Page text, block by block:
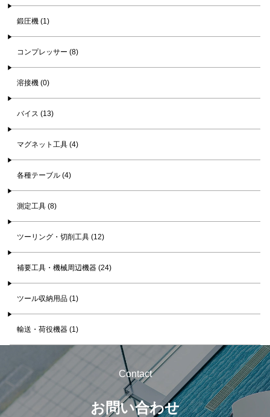
鍛圧機 (1)
コンプレッサー (8)
溶接機 (0)
バイス (13)
マグネット工具 (4)
各種テーブル (4)
測定工具 (8)
ツーリング・切削工具 (12)
補要工具・機械周辺機器 (24)
ツール収納用品 (1)
輸送・荷役機器 (1)
Contact
お問い合わせ